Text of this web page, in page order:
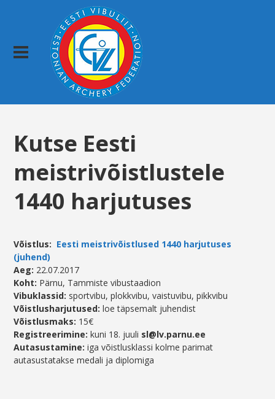
Kutse Eesti
meistrivõistlustele
1440 harjutuses
Võistlus: Eesti meistrivõistlused 1440 harjutuses
(juhend)
Aeg: 22.07.2017
Koht: Pärnu, Tammiste vibustaadion
Vibuklassid: sportvibu, plokkvibu, vaistuvibu, pikkvibu
Võistlusharjutused: loe täpsemalt juhendist
Võistlusmaks: 15€
Registreerimine:kuni 18. juuli sl@lv.parnu.ee
Autasustamine: iga võistlusklassi kolme parimat
autasustatakse medali ja diplomiga